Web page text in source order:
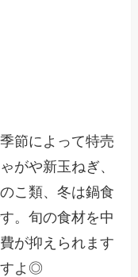
節によって特売
がや新玉ねぎ、
こ類、冬は鍋食
。旬の食材を中
が抑えられます
すよ◎